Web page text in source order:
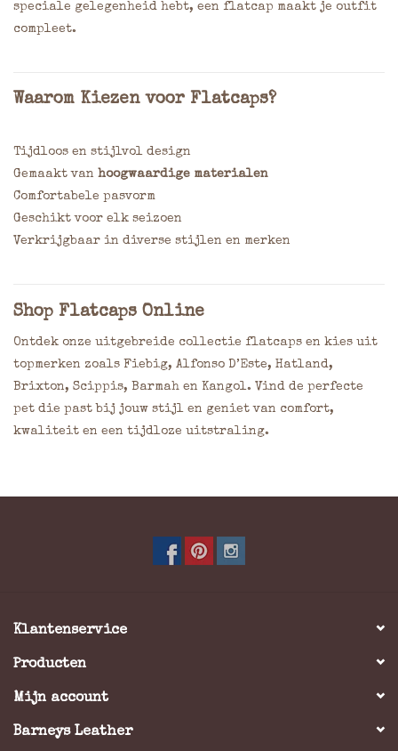
speciale gelegenheid hebt, een flatcap maakt je outfit
compleet.
Waarom Kiezen voor Flatcaps?
Tijdloos en stijlvol design
Gemaakt van hoogwaardige materialen
Comfortabele pasvorm
Geschikt voor elk seizoen
Verkrijgbaar in diverse stijlen en merken
Shop Flatcaps Online
Ontdek onze uitgebreide collectie flatcaps en kies uit
topmerken zoals Fiebig, Alfonso D’Este, Hatland,
Brixton, Scippis, Barmah en Kangol. Vind de perfecte
pet die past bij jouw stijl en geniet van comfort,
kwaliteit en een tijdloze uitstraling.
Klantenservice
Producten
Mijn account
Barneys Leather